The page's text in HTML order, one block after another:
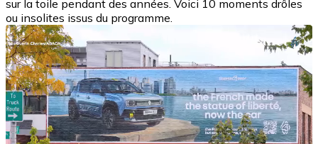
sur la toile pendant des années. Voici 10 moments drôles
ou insolites issus du programme.